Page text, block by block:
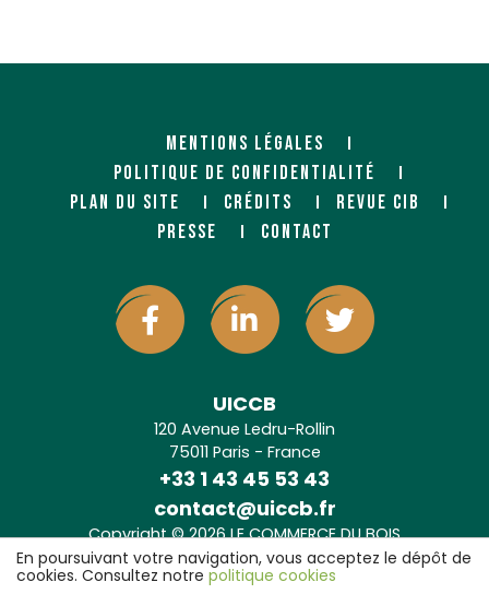
MENTIONS LÉGALES
POLITIQUE DE CONFIDENTIALITÉ
PLAN DU SITE
CRÉDITS
REVUE CIB
PRESSE
CONTACT
UICCB
120 Avenue Ledru-Rollin
75011 Paris - France
+33 1 43 45 53 43
contact@uiccb.fr
Copyright © 2026 LE COMMERCE DU BOIS
Agence web Paris: 6LAB
En poursuivant votre navigation, vous acceptez le dépôt de
cookies. Consultez notre politique cookies